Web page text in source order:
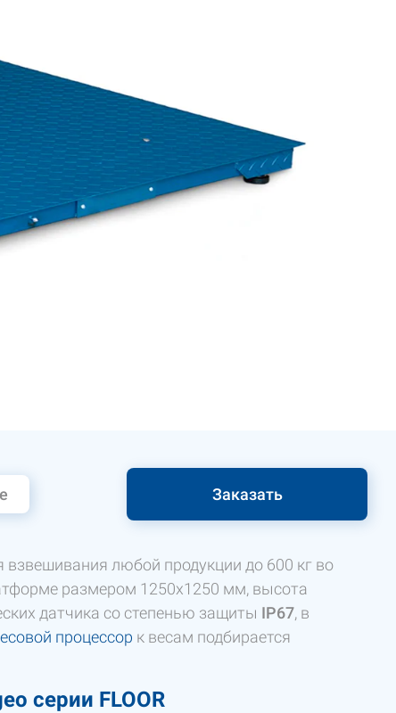
Заказать
взвешивания любой продукции до 600 кг во
размером 1250х1250 мм, высота
датчика со степенью защиты IP67, в
процессор к весам подбирается
серии FLOOR